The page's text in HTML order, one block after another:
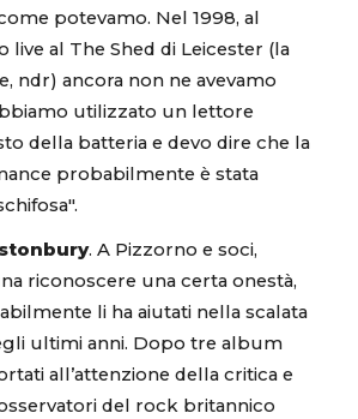
potevamo. Nel 1998, al
al The Shed di Leicester (la
ndr) ancora non ne avevamo
utilizzato un lettore
della batteria e devo dire che la
probabilmente è stata
. A Pizzorno e soci,
riconoscere una certa onestà,
li ha aiutati nella scalata
ultimi anni. Dopo tre album
all’attenzione della critica e
del rock britannico